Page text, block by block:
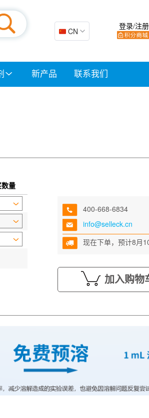
🇨🇳 CN 登录/注册
新产品 联系我们
量
400-668-6834
info@selleck.cn
现在下单，预计8月
加入购物